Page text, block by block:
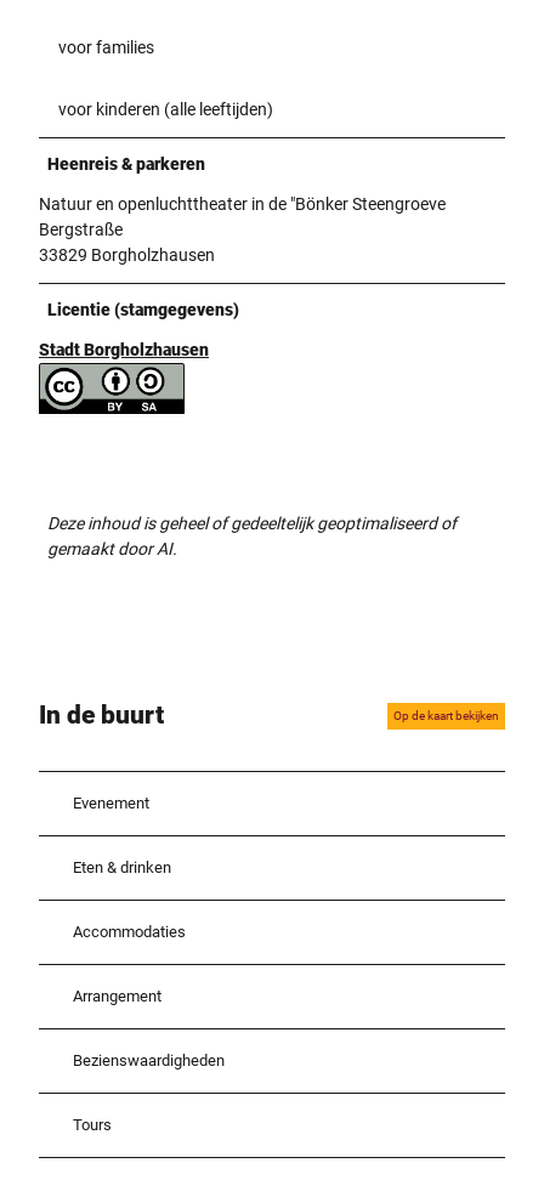
voor families
voor kinderen (alle leeftijden)
Heenreis & parkeren
Natuur en openluchttheater in de "Bönker Steengroeve
Bergstraße
33829 Borgholzhausen
Licentie (stamgegevens)
Stadt Borgholzhausen
Deze inhoud is geheel of gedeeltelijk geoptimaliseerd of
gemaakt door AI.
In de buurt Op de kaart bekijken
Evenement
Eten & drinken
Accommodaties
Arrangement
Bezienswaardigheden
Tours